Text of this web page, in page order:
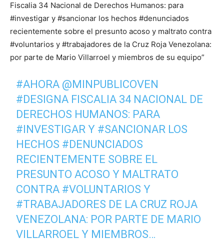
Fiscalia 34 Nacional de Derechos Humanos: para
#investigar y #sancionar los hechos #denunciados
recientemente sobre el presunto acoso y maltrato contra
#voluntarios y #trabajadores de la Cruz Roja Venezolana:
por parte de Mario Villarroel y miembros de su equipo”
#AHORA @MINPUBLICOVEN
#DESIGNA FISCALIA 34 NACIONAL DE
DERECHOS HUMANOS: PARA
#INVESTIGAR Y #SANCIONAR LOS
HECHOS #DENUNCIADOS
RECIENTEMENTE SOBRE EL
PRESUNTO ACOSO Y MALTRATO
CONTRA #VOLUNTARIOS Y
#TRABAJADORES DE LA CRUZ ROJA
VENEZOLANA: POR PARTE DE MARIO
VILLARROEL Y MIEMBROS…